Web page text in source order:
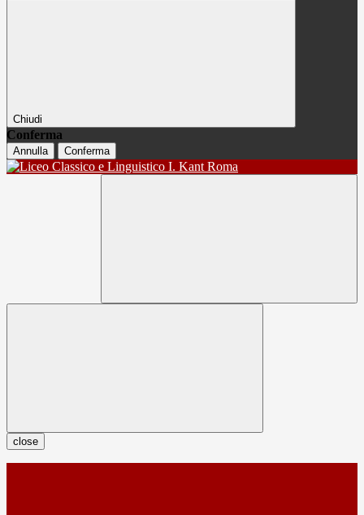
Chiudi
Conferma
Annulla Conferma
close